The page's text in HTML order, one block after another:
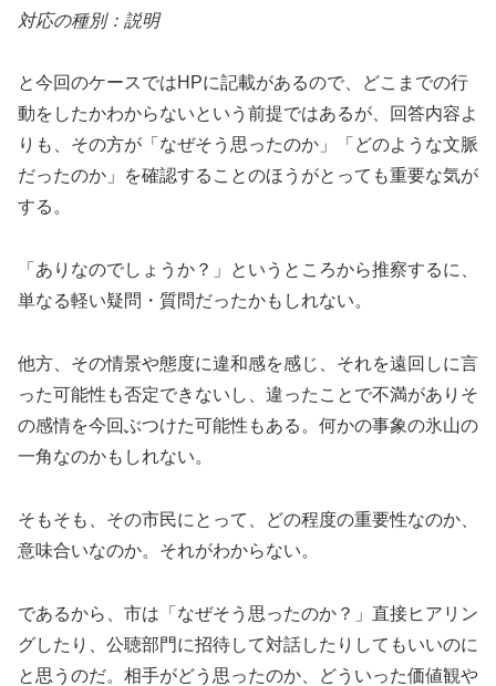
対応の種別：説明
と今回のケースではHPに記載があるので、どこまでの行
動をしたかわからないという前提ではあるが、回答内容よ
りも、その方が「なぜそう思ったのか」「どのような文脈
だったのか」を確認することのほうがとっても重要な気が
する。
「ありなのでしょうか？」というところから推察するに、
単なる軽い疑問・質問だったかもしれない。
他方、その情景や態度に違和感を感じ、それを遠回しに言
った可能性も否定できないし、違ったことで不満がありそ
の感情を今回ぶつけた可能性もある。何かの事象の氷山の
一角なのかもしれない。
そもそも、その市民にとって、どの程度の重要性なのか、
意味合いなのか。それがわからない。
であるから、市は「なぜそう思ったのか？」直接ヒアリン
グしたり、公聴部門に招待して対話したりしてもいいのに
と思うのだ。相手がどう思ったのか、どういった価値観や